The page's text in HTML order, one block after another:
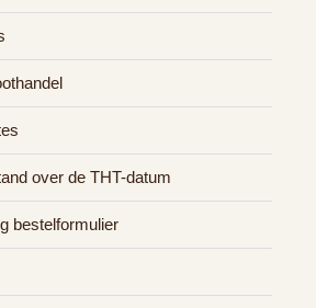
over de THT-datum
bestelformulier